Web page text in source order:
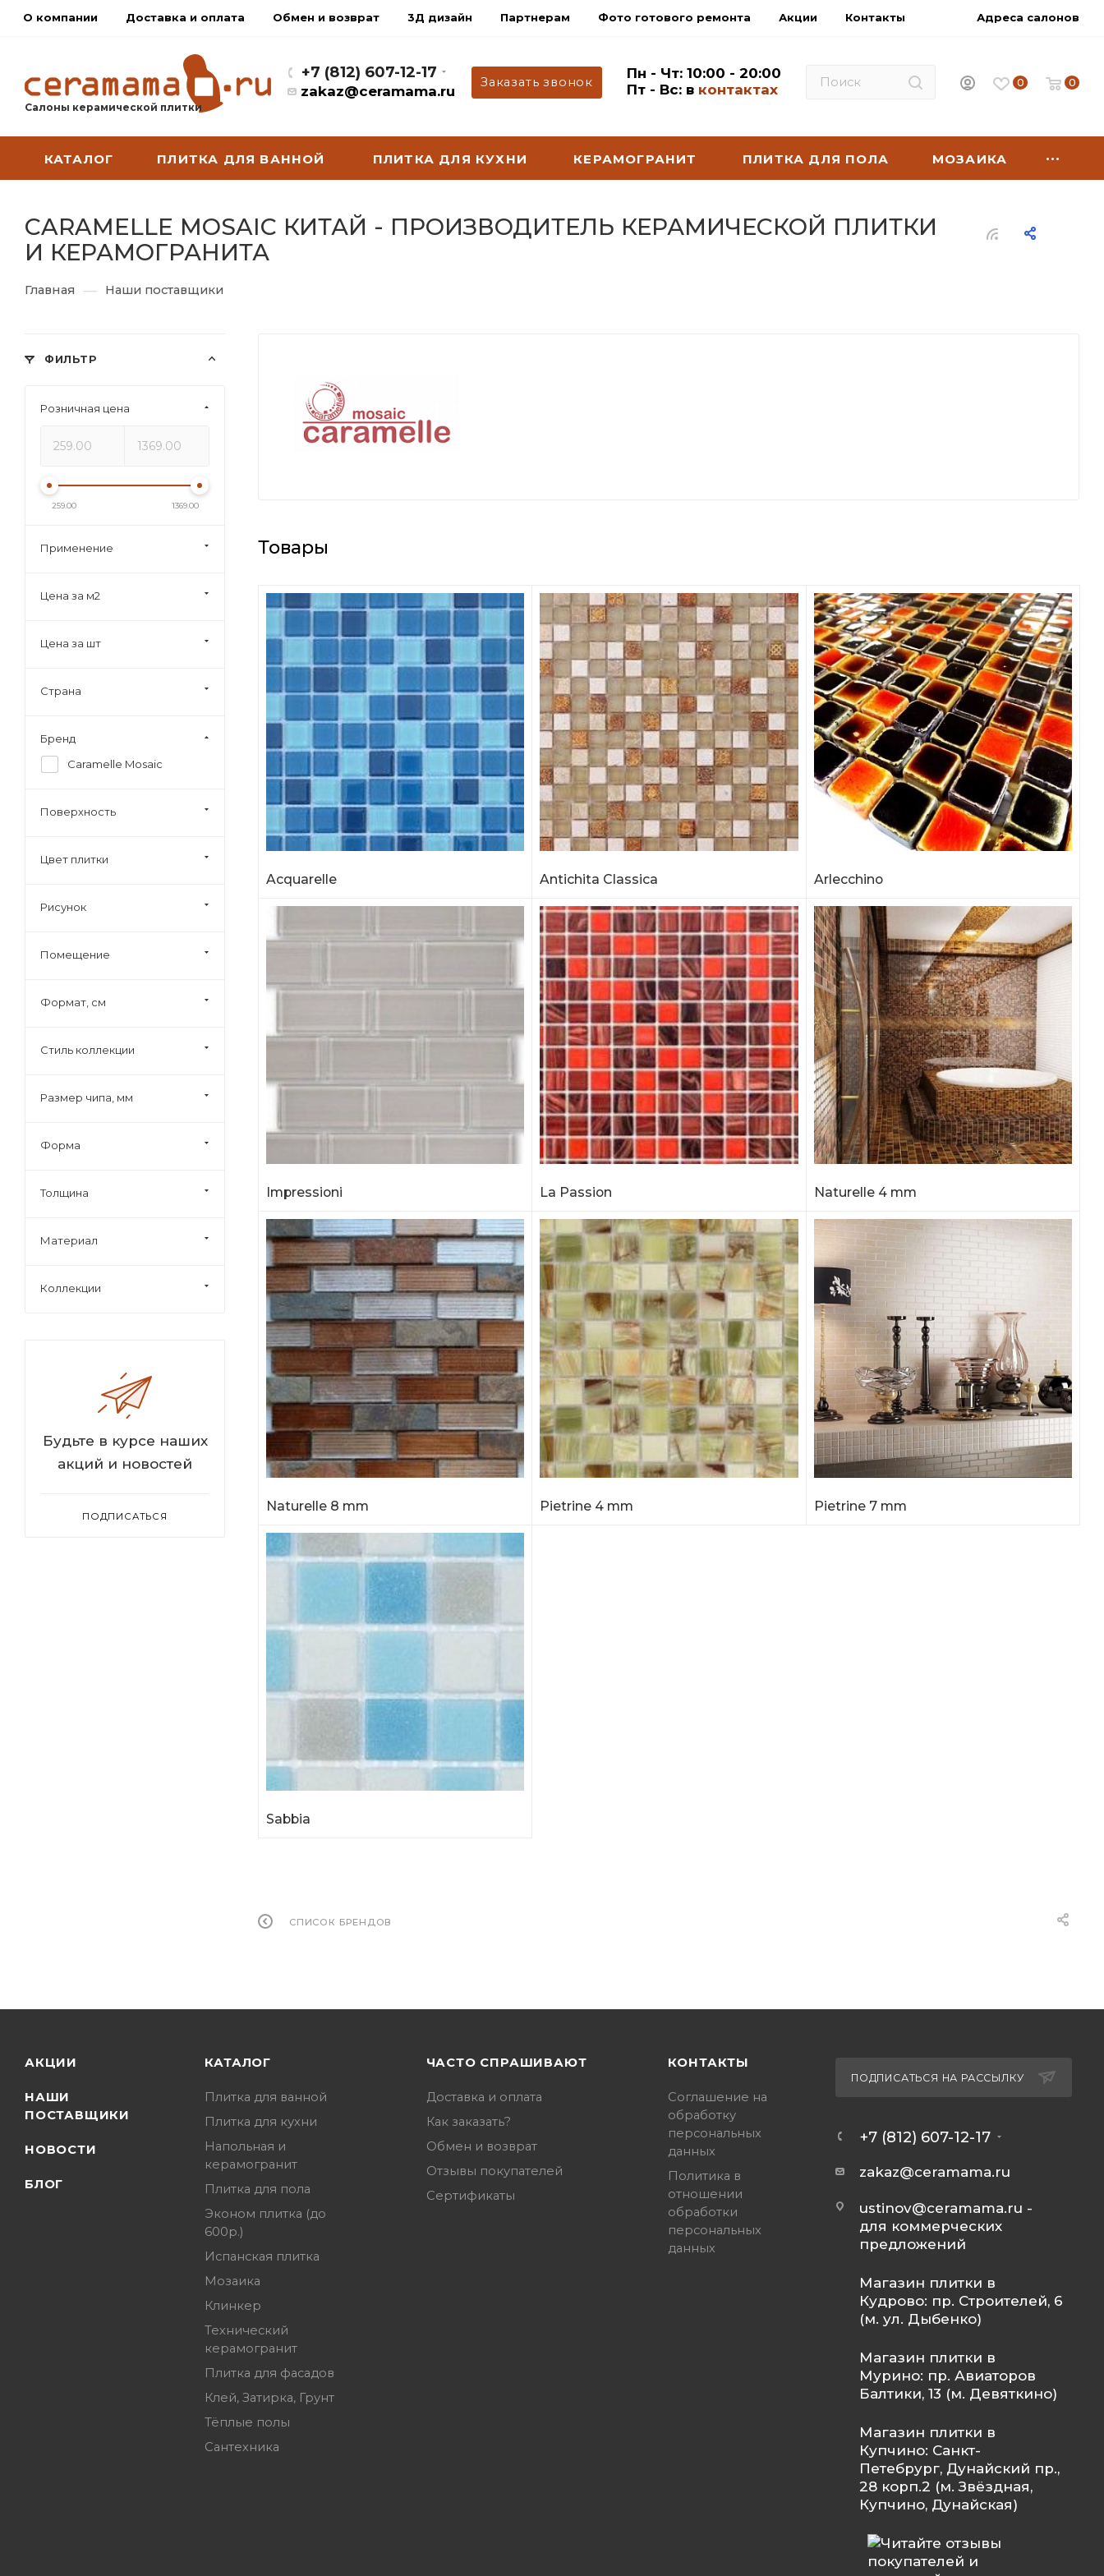
О компании Доставка и оплата Обмен и возврат 3Д дизайн Партнерам Фото готового ремонта Акции Контакты Адреса салонов
Салоны керамической плитки
+7 (812) 607-12-17
zakaz@ceramama.ru
Заказать звонок
Пн - Чт: 10:00 - 20:00
Пт - Вс: в контактах 0 0
КАТАЛОГ ПЛИТКА ДЛЯ ВАННОЙ ПЛИТКА ДЛЯ КУХНИ КЕРАМОГРАНИТ ПЛИТКА ДЛЯ ПОЛА МОЗАИКА
CARAMELLE MOSAIC КИТАЙ - ПРОИЗВОДИТЕЛЬ КЕРАМИЧЕСКОЙ ПЛИТКИ
И КЕРАМОГРАНИТА
Главная — Наши поставщики
Товары
Acquarelle Antichita Classica Arlecchino
Impressioni La Passion Naturelle 4 mm
Naturelle 8 mm Pietrine 4 mm Pietrine 7 mm
Sabbia
СПИСОК БРЕНДОВ
ФИЛЬТР
Розничная цена
259.00 1369.00
Применение
Цена за м2
Цена за шт
Страна
Бренд
Caramelle Mosaic
Поверхность
Цвет плитки
Рисунок
Помещение
Формат, см
Стиль коллекции
Размер чипа, мм
Форма
Толщина
Материал
Коллекции
Будьте в курсе наших
акций и новостей
ПОДПИСАТЬСЯ
АКЦИИ
НАШИ
ПОСТАВЩИКИ
НОВОСТИ
БЛОГ
КАТАЛОГ
Плитка для ванной
Плитка для кухни
Напольная и
керамогранит
Плитка для пола
Эконом плитка (до
600р.)
Испанская плитка
Мозаика
Клинкер
Технический
керамогранит
Плитка для фасадов
Клей, Затирка, Грунт
Тёплые полы
Сантехника
ЧАСТО СПРАШИВАЮТ
Доставка и оплата
Как заказать?
Обмен и возврат
Отзывы покупателей
Сертификаты
КОНТАКТЫ
Соглашение на
обработку
персональных
данных
Политика в
отношении
обработки
персональных
данных
ПОДПИСАТЬСЯ НА РАССЫЛКУ
+7 (812) 607-12-17
zakaz@ceramama.ru
ustinov@ceramama.ru -
для коммерческих
предложений
Магазин плитки в
Кудрово: пр. Строителей, 6
(м. ул. Дыбенко)
Магазин плитки в
Мурино: пр. Авиаторов
Балтики, 13 (м. Девяткино)
Магазин плитки в
Купчино: Санкт-
Петебрург, Дунайский пр.,
28 корп.2 (м. Звёздная,
Купчино, Дунайская)